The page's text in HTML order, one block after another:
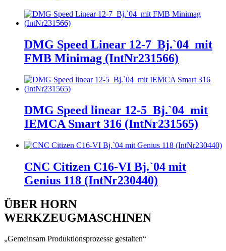
DMG Speed Linear 12-7_Bj.`04_mit
FMB Minimag (IntNr231566)
DMG Speed linear 12-5_Bj.`04_mit
IEMCA Smart 316 (IntNr231565)
CNC Citizen C16-VI Bj.`04 mit
Genius 118 (IntNr230440)
ÜBER HORN
WERKZEUGMASCHINEN
„Gemeinsam Produktionsprozesse gestalten“